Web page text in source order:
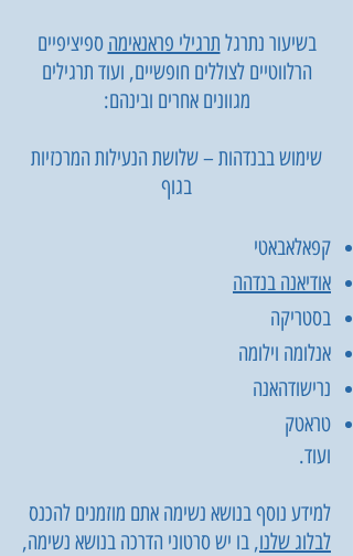
בשיעור נתרגל תרגילי פראנאימה ספיציפיים
הרלווטיים לצוללים חופשיים, ועוד תרגילים
מגוונים אחרים ובינהם:
שימוש בבנדהות – שלושת הנעילות המרכזיות
בגוף
קפאלאבאטי
אודיאנה בנדהה
בסטריקה
אנלומה וילומה
נרישודהאנה
טראטק
ועוד.
למידע נוסף בנושא נשימה אתם מוזמנים להכנס
לבלוג שלנו, בו יש סרטוני הדרכה בנושא נשימה,